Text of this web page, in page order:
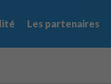
Les partenaires